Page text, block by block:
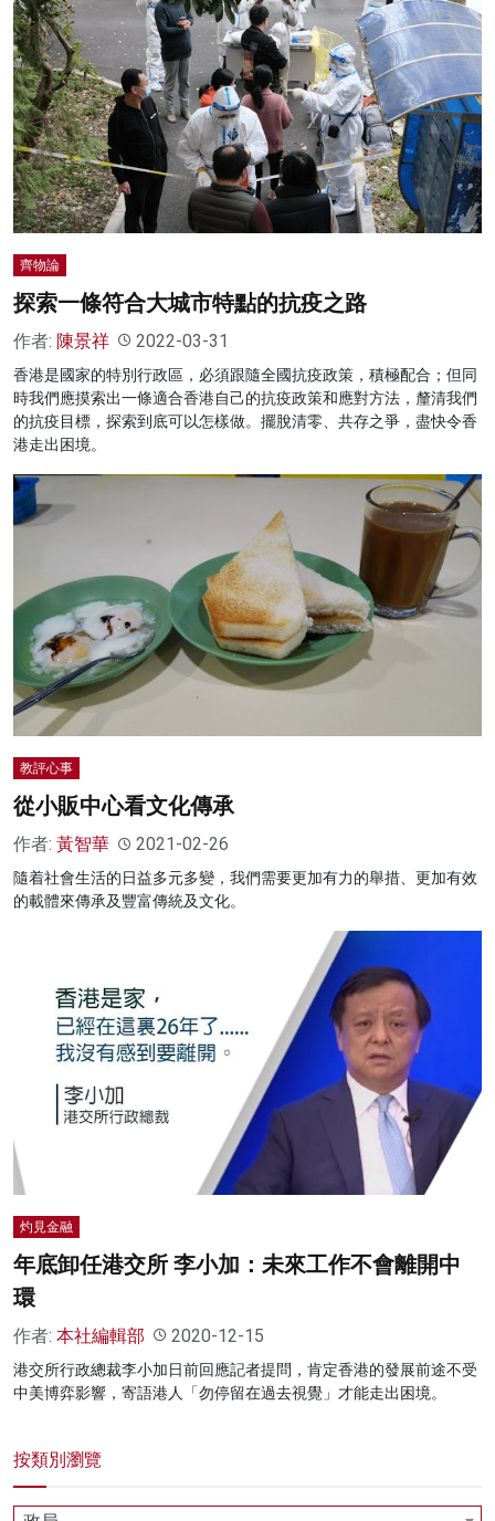
齊物論
探索一條符合大城市特點的抗疫之路
作者: 陳景祥 2022-03-31
香港是國家的特別行政區，必須跟隨全國抗疫政策，積極配合；但同
時我們應摸索出一條適合香港自己的抗疫政策和應對方法，釐清我們
的抗疫目標，探索到底可以怎樣做。擺脫清零、共存之爭，盡快令香
港走出困境。
教評心事
從小販中心看文化傳承
作者: 黃智華 2021-02-26
隨着社會生活的日益多元多變，我們需要更加有力的舉措、更加有效
的載體來傳承及豐富傳統及文化。
灼見金融
年底卸任港交所 李小加：未來工作不會離開中
環
作者: 本社編輯部 2020-12-15
港交所行政總裁李小加日前回應記者提問，肯定香港的發展前途不受
中美博弈影響，寄語港人「勿停留在過去視覺」才能走出困境。
按類別瀏覽